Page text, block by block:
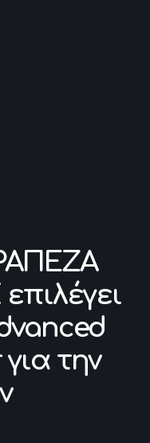
την